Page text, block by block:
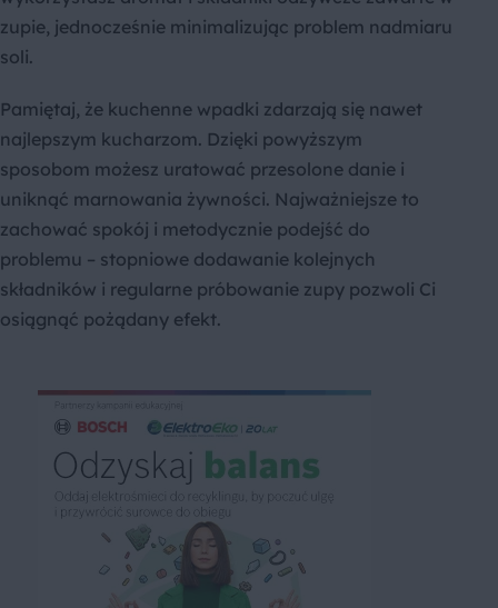
zupie, jednocześnie minimalizując problem nadmiaru
soli.
Pamiętaj, że kuchenne wpadki zdarzają się nawet
najlepszym kucharzom. Dzięki powyższym
sposobom możesz uratować przesolone danie i
uniknąć marnowania żywności. Najważniejsze to
zachować spokój i metodycznie podejść do
problemu – stopniowe dodawanie kolejnych
składników i regularne próbowanie zupy pozwoli Ci
osiągnąć pożądany efekt.